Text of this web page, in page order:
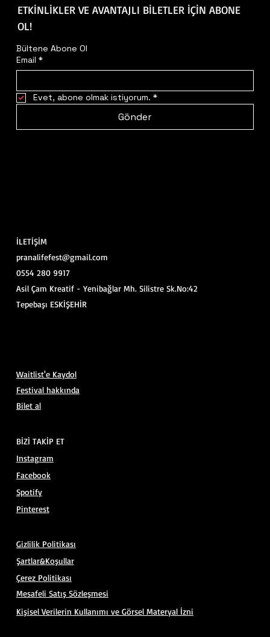
ETKİNLİKLER VE AVANTAJLI BİLETLER İÇİN ABONE
OL!
Bültene Abone Ol
Email *
Evet, abone olmak istiyorum. *
Gönder
Waitlist'e Kaydol
Festival hakkında
Bilet al
BİZİ TAKİP ET
Instagram
Facebook
Pinterest
Spotify
Gizlilik Politikası
Şartlar&Koşullar
Mesafeli Satış Sözleşmesi
Çerez Politikası
Kişisel Verilerin Kullanımı ve Görsel Materyal İzni
İLETİŞİM
pranalifefest@gmail.com
0554 280 9917
Asil Çam Kreatif - Yenibağlar Mh. Silistre Sk.No:42
Tepebaşı ESKİŞEHİR